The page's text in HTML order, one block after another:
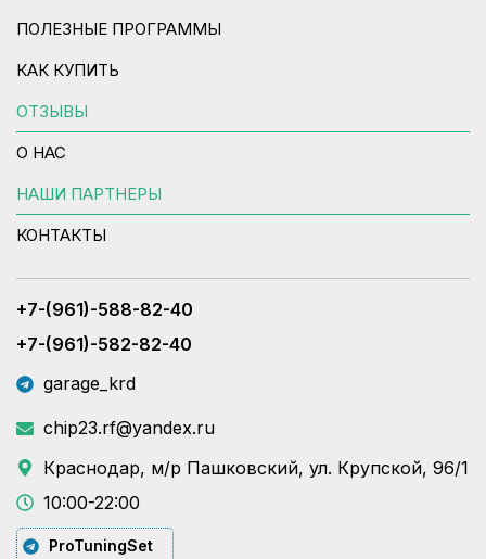
ПОЛЕЗНЫЕ ПРОГРАММЫ
КАК КУПИТЬ
ОТЗЫВЫ
О НАС
НАШИ ПАРТНЕРЫ
КОНТАКТЫ
+7-(961)-588-82-40
+7-(961)-582-82-40
garage_krd
chip23.rf@yandex.ru
Краснодар, м/р Пашковский, ул. Крупской, 96/1
10:00-22:00
ProTuningSet